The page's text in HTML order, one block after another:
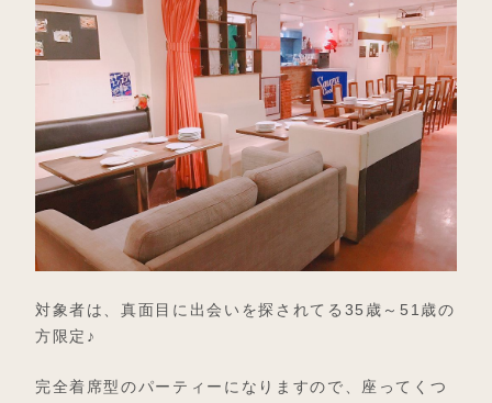
対象者は、真面目に出会いを探されてる35歳～51歳の
方限定♪
完全着席型のパーティーになりますので、座ってくつ